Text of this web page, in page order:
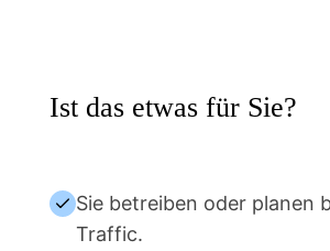
Ist das etwas für Sie?
Sie betreiben oder planen
Traffic.